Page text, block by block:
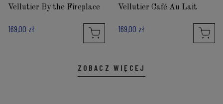
Vellutier By the Fireplace
169,00 zł
Vellutier Café Au Lait
169,00 zł
ZOBACZ WIĘCEJ